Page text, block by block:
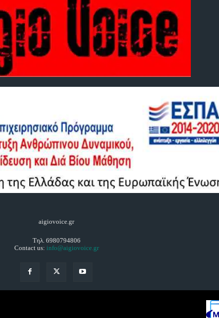
aigiovoice.gr
Τηλ. 6980794806
Contact us: info@aigiovoice.gr